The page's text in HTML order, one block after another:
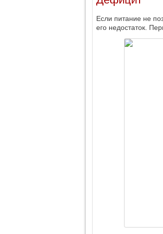
Если питание не
его недостаток.